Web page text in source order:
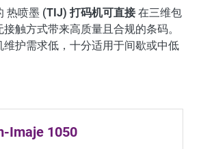
热喷墨 (TIJ) 打码机可直接在三维包
触方式带来高质量且合规的条码。
维护需求低，十分适用于间歇或中低
Imaje 1050